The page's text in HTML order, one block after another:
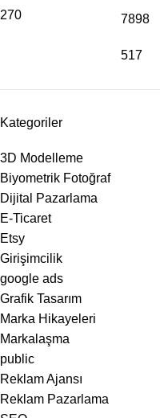
270 7898
517
Kategoriler
3D Modelleme
Biyometrik Fotoğraf
Dijital Pazarlama
E-Ticaret
Etsy
Girişimcilik
google ads
Grafik Tasarım
Marka Hikayeleri
Markalaşma
public
Reklam Ajansı
Reklam Pazarlama